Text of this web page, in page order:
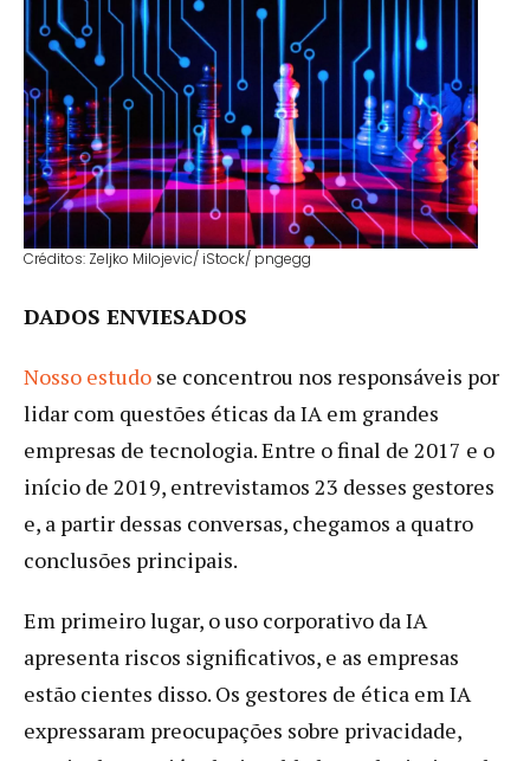
Créditos: Zeljko Milojevic/ iStock/ pngegg
DADOS ENVIESADOS
Nosso estudo se concentrou nos responsáveis por
lidar com questões éticas da IA em grandes
empresas de tecnologia. Entre o final de 2017 e o
início de 2019, entrevistamos 23 desses gestores
e, a partir dessas conversas, chegamos a quatro
conclusões principais.
Em primeiro lugar, o uso corporativo da IA
apresenta riscos significativos, e as empresas
estão cientes disso. Os gestores de ética em IA
expressaram preocupações sobre privacidade,